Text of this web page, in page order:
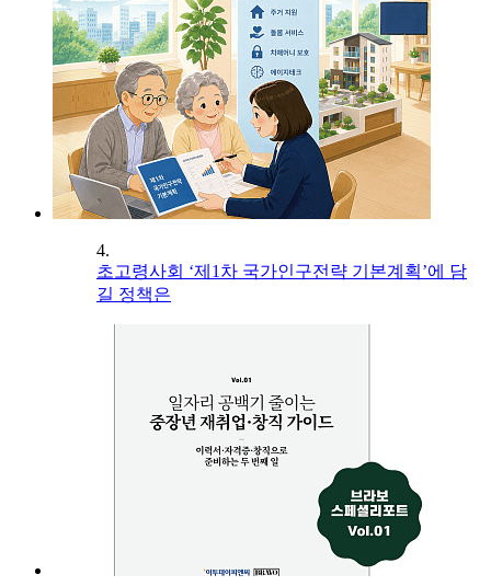
4.
초고령사회 ‘제1차 국가인구전략 기본계획’에 담
길 정책은